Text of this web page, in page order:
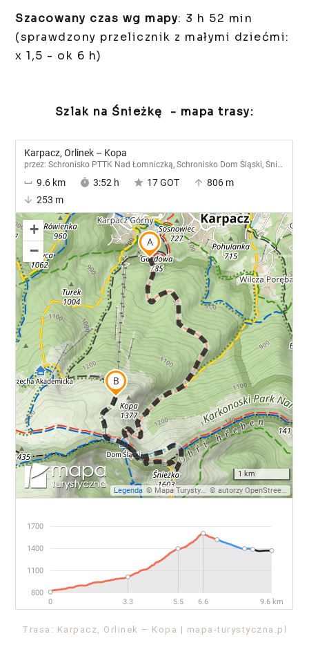
Szacowany czas wg mapy: 3 h 52 min
(sprawdzony przelicznik z małymi dziećmi:
x 1,5 - ok 6 h)
Szlak na Śnieżkę - mapa trasy:
Trasa: Karpacz, Orlinek – Kopa | mapa-turystyczna.pl